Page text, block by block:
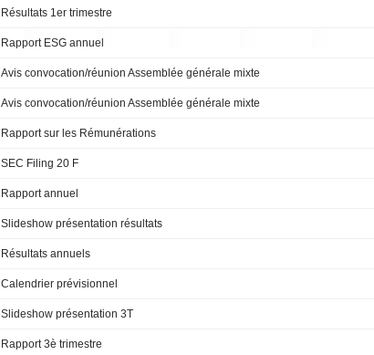
Résultats 1er trimestre
Rapport ESG annuel
Avis convocation/réunion Assemblée générale mixte
Avis convocation/réunion Assemblée générale mixte
Rapport sur les Rémunérations
SEC Filing 20 F
Rapport annuel
Slideshow présentation résultats
Résultats annuels
Calendrier prévisionnel
Slideshow présentation 3T
Rapport 3è trimestre